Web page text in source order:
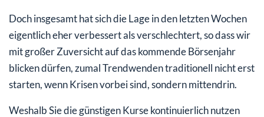
Doch insgesamt hat sich die Lage in den letzten Wochen
eigentlich eher verbessert als verschlechtert, so dass wir
mit großer Zuversicht auf das kommende Börsenjahr
blicken dürfen, zumal Trendwenden traditionell nicht erst
starten, wenn Krisen vorbei sind, sondern mittendrin.
Weshalb Sie die günstigen Kurse kontinuierlich nutzen